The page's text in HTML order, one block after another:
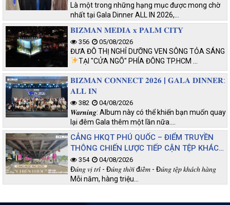
Là một trong những hạng mục được mong chờ
nhất tại Gala Dinner ALL IN 2026,…
𝐁𝐈𝐙𝐌𝐀𝐍 𝐌𝐄𝐃𝐈𝐀 𝐱 𝐏𝐀𝐋𝐌 𝐂𝐈𝐓𝐘
356 05/08/2026
ĐƯA ĐÔ THỊ NGHỈ DƯỠNG VEN SÔNG TỎA SÁNG
TẠI "CỬA NGÕ" PHÍA ĐÔNG TP.HCM
𝐁𝐈𝐙𝐌𝐀𝐍 𝐂𝐎𝐍𝐍𝐄𝐂𝐓 𝟐𝟎𝟐𝟔 | 𝐆𝐀𝐋𝐀 𝐃𝐈𝐍𝐍𝐄𝐑:
𝐀𝐋𝐋 𝐈𝐍
382 04/08/2026
𝑾𝒂𝒓𝒏𝒊𝒏𝒈: Album này có thể khiến bạn muốn quay
lại đêm Gala thêm một lần nữa.…
CẢNG HKQT PHÚ QUỐC – ĐIỂM TRUYỀN
THÔNG CHIẾN LƯỢC TIẾP CẬN TỆP KHÁCH
CHẤT LƯỢNG
354 04/08/2026
Đ𝑢́𝑛𝑔 𝑣𝑖̣ 𝑡𝑟𝑖́ - Đ𝑢́𝑛𝑔 𝑡ℎ𝑜̛̀𝑖 đ𝑖𝑒̂̉𝑚 - Đ𝑢́𝑛𝑔 𝑡𝑒̣̂𝑝 𝑘ℎ𝑎́𝑐ℎ ℎ𝑎̀𝑛𝑔
Mỗi năm, hàng triệu…